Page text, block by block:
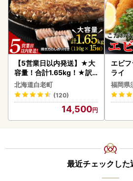
【5営業日以内発送】★大
容量！合計1.65kg！★訳
あり・牛の里ビーフハンバ
ーグ(110ｇ5枚入）×3 AG
058
北海道白老町
(120)
14,500
エビ
ライ
福岡県
最近チェックした